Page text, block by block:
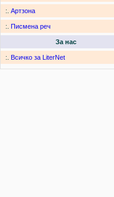
:. Артзона
:. Писмена реч
За нас
:. Всичко за LiterNet